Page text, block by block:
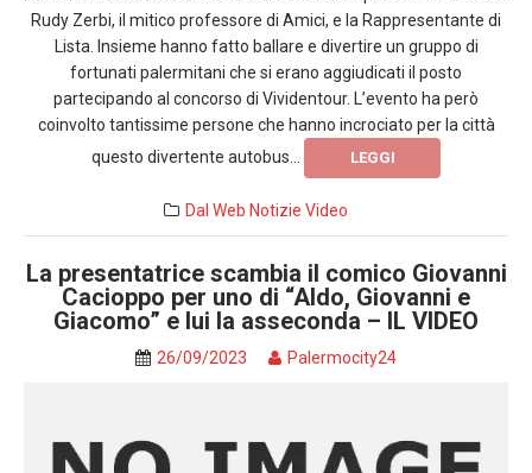
Rudy Zerbi, il mitico professore di Amici, e la Rappresentante di
Lista. Insieme hanno fatto ballare e divertire un gruppo di
fortunati palermitani che si erano aggiudicati il posto
partecipando al concorso di Vividentour. L’evento ha però
coinvolto tantissime persone che hanno incrociato per la città
questo divertente autobus...
LEGGI
Dal Web Notizie Video
La presentatrice scambia il comico Giovanni
Cacioppo per uno di “Aldo, Giovanni e
Giacomo” e lui la asseconda – IL VIDEO
26/09/2023 Palermocity24